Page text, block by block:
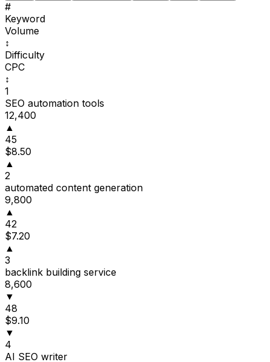
#
Keyword
Volume
↕
Difficulty
CPC
↕
1
SEO automation tools
12,400
▲
45
$8.50
▲
2
automated content generation
9,800
▲
42
$7.20
▲
3
backlink building service
8,600
▼
48
$9.10
▼
4
AI SEO writer